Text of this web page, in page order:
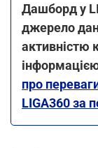
Дашборд у
джерело
активністю
про
LIGA360 за